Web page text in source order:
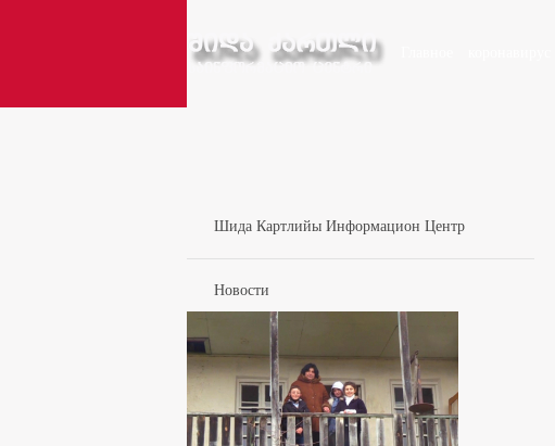
Шида Картлийы Информацион Центр
Новости